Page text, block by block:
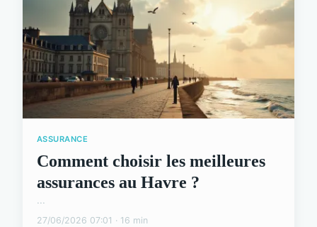
ASSURANCE
Comment choisir les meilleures
assurances au Havre ?
...
27/06/2026 07:01 · 16 min